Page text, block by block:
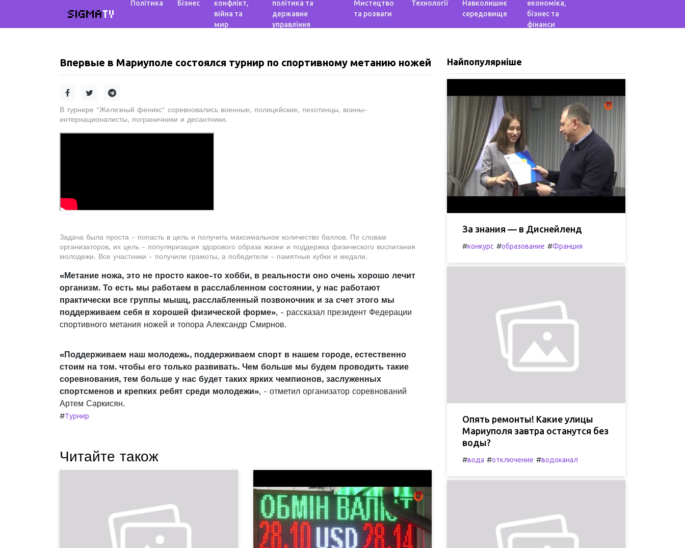
SIGMATV
Політика Бізнес
конфлікт,
війна та
мир
політика та
державне
управління
Мистецтво
та розваги
Технології
Навколишнє
середовище
економіка,
бізнес та
фінанси
Впервые в Мариуполе состоялся турнир по спортивному метанию ножей
В турнире "Железный феникс" соревновались военные, полицейские, пехотинцы, воины-
интернационалисты, пограничники и десантники.
Задача была проста - попасть в цель и получить максимальное количество баллов. По словам
организаторов, их цель - популяризация здорового образа жизни и поддержка физического воспитания
молодежи. Все участники - получили грамоты, а победители - памятные кубки и медали.
«Метание ножа, это не просто какое-то хобби, в реальности оно очень хорошо лечит
организм. То есть мы работаем в расслабленном состоянии, у нас работают
практически все группы мышц, расслабленный позвоночник и за счет этого мы
поддерживаем себя в хорошей физической форме», - рассказал президент Федерации
спортивного метания ножей и топора Александр Смирнов.
«Поддерживаем наш молодежь, поддерживаем спорт в нашем городе, естественно
стоим на том. чтобы его только развивать. Чем больше мы будем проводить такие
соревнования, тем больше у нас будет таких ярких чемпионов, заслуженных
спортсменов и крепких ребят среди молодежи», - отметил организатор соревнований
Артем Саркисян.
#Турнир
Читайте також
Найпопулярніше
За знания — в Диснейленд
#конкурс #образование #Франция
Опять ремонты! Какие улицы
Мариуполя завтра останутся без
воды?
#вода #отключение #водоканал